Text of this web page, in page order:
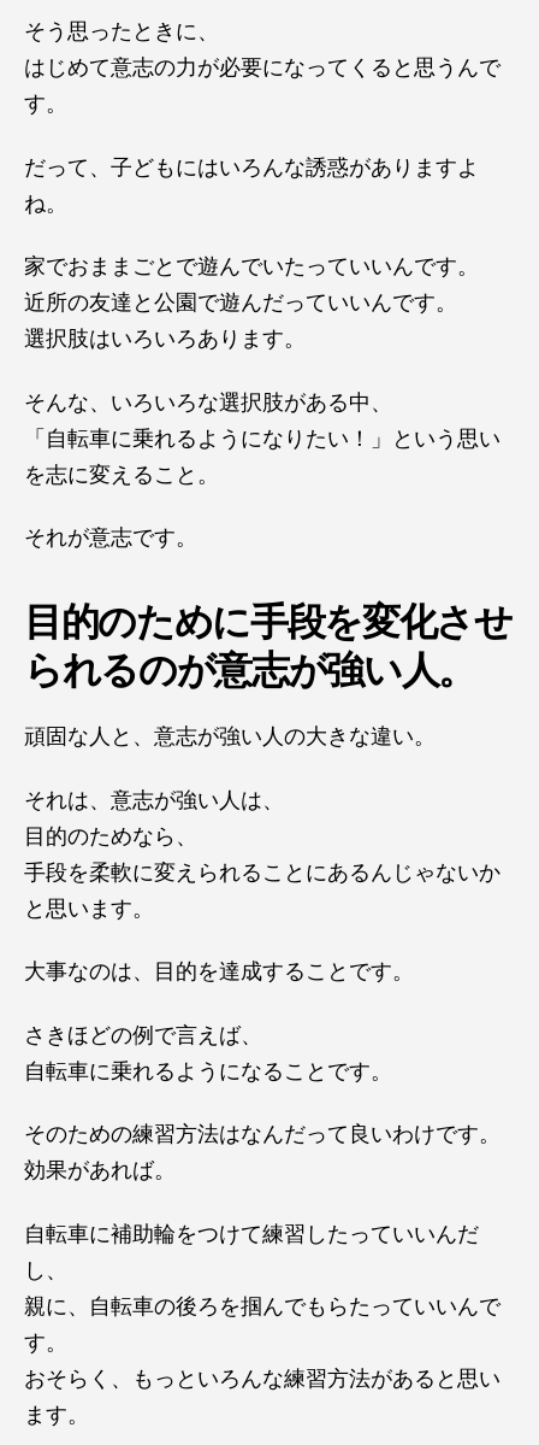
そう思ったときに、
はじめて意志の力が必要になってくると思うんで
す。
だって、子どもにはいろんな誘惑がありますよ
ね。
家でおままごとで遊んでいたっていいんです。
近所の友達と公園で遊んだっていいんです。
選択肢はいろいろあります。
そんな、いろいろな選択肢がある中、
「自転車に乗れるようになりたい！」という思い
を志に変えること。
それが意志です。
目的のために手段を変化させ
られるのが意志が強い人。
頑固な人と、意志が強い人の大きな違い。
それは、意志が強い人は、
目的のためなら、
手段を柔軟に変えられることにあるんじゃないか
と思います。
大事なのは、目的を達成することです。
さきほどの例で言えば、
自転車に乗れるようになることです。
そのための練習方法はなんだって良いわけです。
効果があれば。
自転車に補助輪をつけて練習したっていいんだ
し、
親に、自転車の後ろを掴んでもらたっていいんで
す。
おそらく、もっといろんな練習方法があると思い
ます。